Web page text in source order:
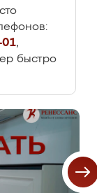
01,
быстро